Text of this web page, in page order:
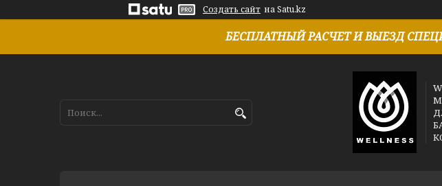
Создать сайт на Satu.kz
БЕСПЛАТНЫЙ РАСЧЕТ И ВЫЕЗД